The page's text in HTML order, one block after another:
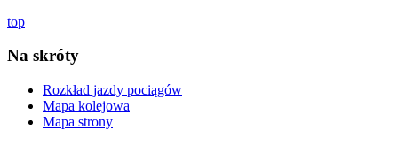
top
Na skróty
Rozkład jazdy pociągów
Mapa kolejowa
Mapa strony